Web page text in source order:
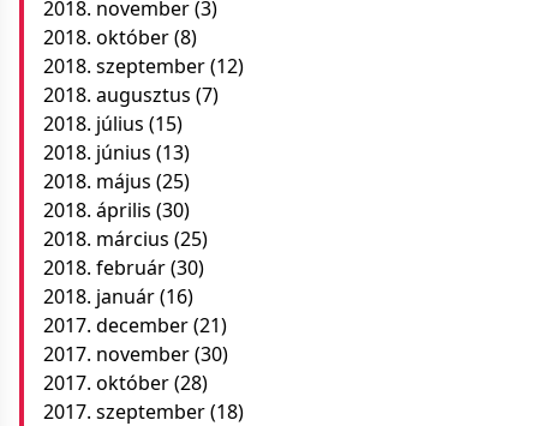
2018. november(3)
2018. október(8)
2018. szeptember(12)
2018. augusztus (7)
2018. július (15)
2018. június (13)
2018. május (25)
2018. április (30)
2018. március (25)
2018. február(30)
2018. január(16)
2017. december(21)
2017. november(30)
2017. október(28)
2017. szeptember(18)